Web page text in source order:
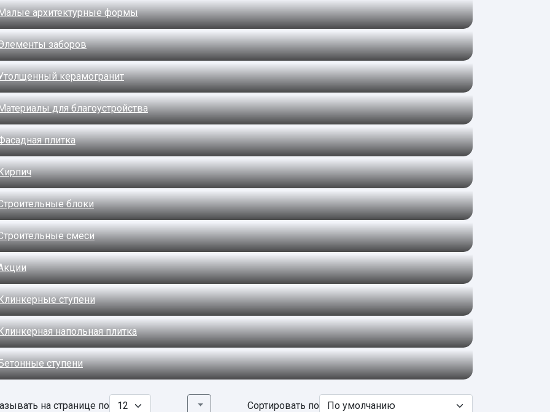
архитектурные формы
заборов
керамогранит
для благоустройства
плитка
блоки
смеси
ступени
напольная плитка
ступени
на странице по Сортировать по